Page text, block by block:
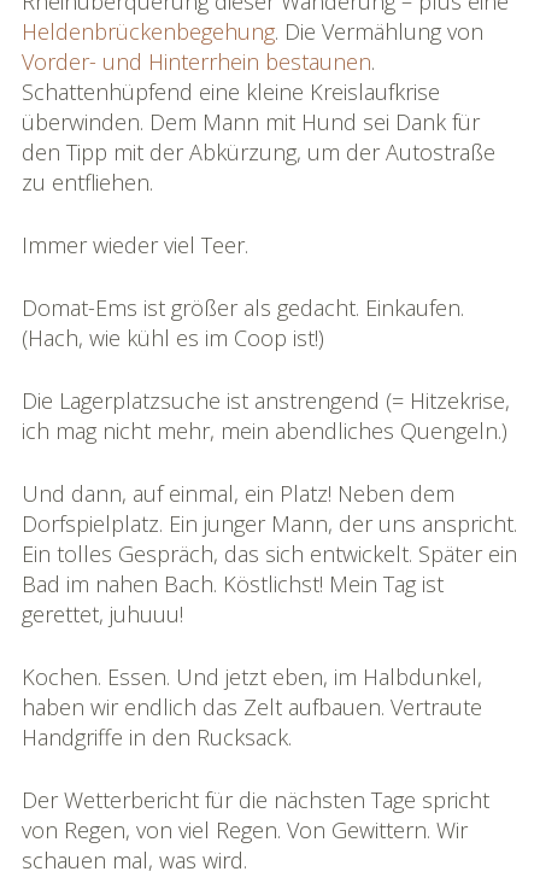
Die Rhônereise
eBook »Rheinreise«
eBook »Rhônereise«
»Rhônereise« im Detail
Karte »Rhônereise«
Bildgalerie
»Rhônereise«
»Rhônereise«
Heldenbrückenbegehung. Die Vermählung von
Vorder- und Hinterrhein bestaunen.
Schattenhüpfend eine kleine Kreislaufkrise
überwinden. Dem Mann mit Hund sei Dank für
den Tipp mit der Abkürzung, um der Autostraße
zu entfliehen.
Immer wieder viel Teer.
Domat-Ems ist größer als gedacht. Einkaufen.
(Hach, wie kühl es im Coop ist!)
Die Lagerplatzsuche ist anstrengend (= Hitzekrise,
ich mag nicht mehr, mein abendliches Quengeln.)
Und dann, auf einmal, ein Platz! Neben dem
Dorfspielplatz. Ein junger Mann, der uns anspricht.
Ein tolles Gespräch, das sich entwickelt. Später ein
Bad im nahen Bach. Köstlichst! Mein Tag ist
gerettet, juhuuu!
Kochen. Essen. Und jetzt eben, im Halbdunkel,
haben wir endlich das Zelt aufbauen. Vertraute
Handgriffe in den Rucksack.
Der Wetterbericht für die nächsten Tage spricht
von Regen, von viel Regen. Von Gewittern. Wir
schauen mal, was wird.